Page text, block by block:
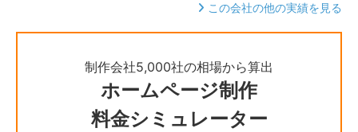
この会社の他の実績を見る
制作会社5,000社の相場から算出
ホームページ制作
料金シミュレーター